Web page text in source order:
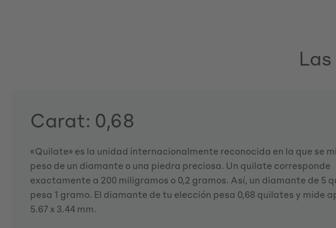
Carat: 0,68
«Quilate» es la unidad internacionalmente reconocida en la que se
peso de un diamante o una piedra preciosa. Un quilate corresponde
exactamente a 200 miligramos o 0,2 gramos. Así, un diamante de 5
pesa 1 gramo. El diamante de tu elección pesa 0,68 quilates y mide
5.67 x 3.44 mm.